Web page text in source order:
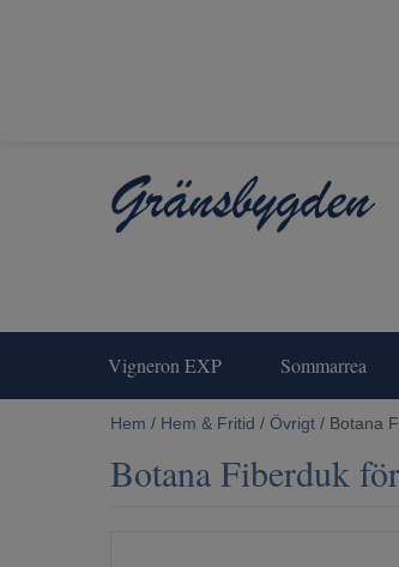
Vigneron EXP Sommarrea
Hem / Hem & Fritid / Övrigt / Botana
Botana Fiberduk